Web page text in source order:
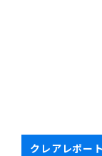
クレアレポート